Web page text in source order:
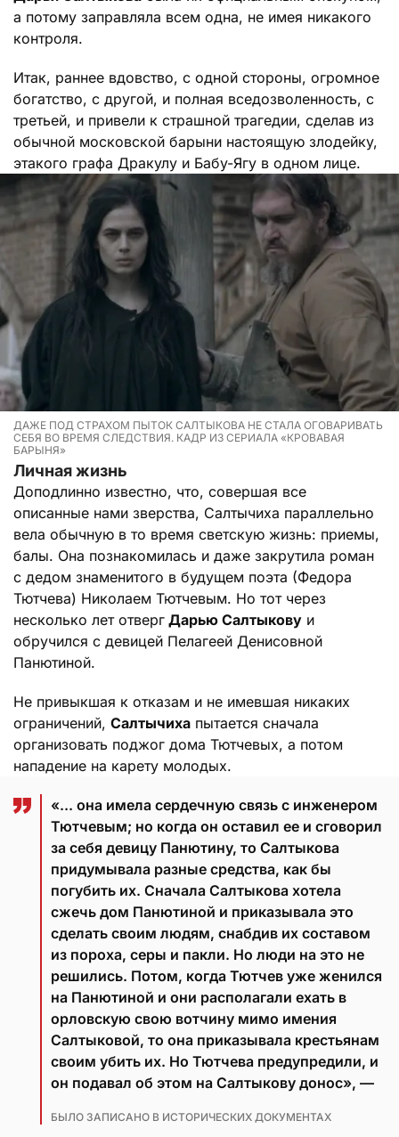
а потому заправляла всем одна, не имея никакого
контроля.
Итак, раннее вдовство, с одной стороны, огромное
богатство, с другой, и полная вседозволенность, с
третьей, и привели к страшной трагедии, сделав из
обычной московской барыни настоящую злодейку,
этакого графа Дракулу и Бабу-Ягу в одном лице.
ДАЖЕ ПОД СТРАХОМ ПЫТОК САЛТЫКОВА НЕ СТАЛА ОГОВАРИВАТЬ
СЕБЯ ВО ВРЕМЯ СЛЕДСТВИЯ. КАДР ИЗ СЕРИАЛА «КРОВАВАЯ
БАРЫНЯ»
Личная жизнь
Доподлинно известно, что, совершая все
описанные нами зверства, Салтычиха параллельно
вела обычную в то время светскую жизнь: приемы,
балы. Она познакомилась и даже закрутила роман
с дедом знаменитого в будущем поэта (Федора
Тютчева) Николаем Тютчевым. Но тот через
несколько лет отверг Дарью Салтыкову и
обручился с девицей Пелагеей Денисовной
Панютиной.
Не привыкшая к отказам и не имевшая никаких
ограничений, Салтычиха пытается сначала
организовать поджог дома Тютчевых, а потом
нападение на карету молодых.
«... она имела сердечную связь с инженером
Тютчевым; но когда он оставил ее и сговорил
за себя девицу Панютину, то Салтыкова
придумывала разные средства, как бы
погубить их. Сначала Салтыкова хотела
сжечь дом Панютиной и приказывала это
сделать своим людям, снабдив их составом
из пороха, серы и пакли. Но люди на это не
решились. Потом, когда Тютчев уже женился
на Панютиной и они располагали ехать в
орловскую свою вотчину мимо имения
Салтыковой, то она приказывала крестьянам
своим убить их. Но Тютчева предупредили, и
он подавал об этом на Салтыкову донос», —
БЫЛО ЗАПИСАНО В ИСТОРИЧЕСКИХ ДОКУМЕНТАХ